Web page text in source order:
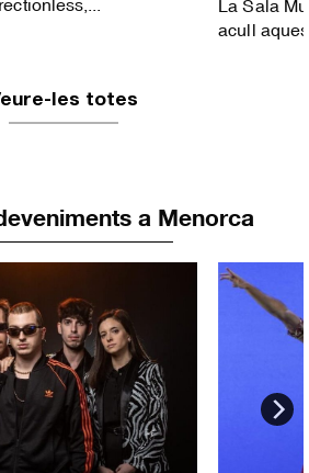
La Sala
acull
les totes
a Menorca